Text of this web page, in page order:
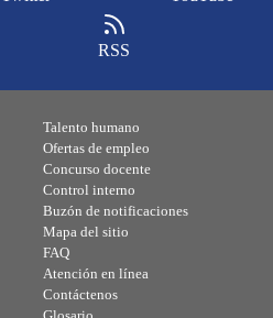
RSS
Talento humano
Ofertas de empleo
Concurso docente
Control interno
Buzón de notificaciones
Mapa del sitio
FAQ
Atención en línea
Contáctenos